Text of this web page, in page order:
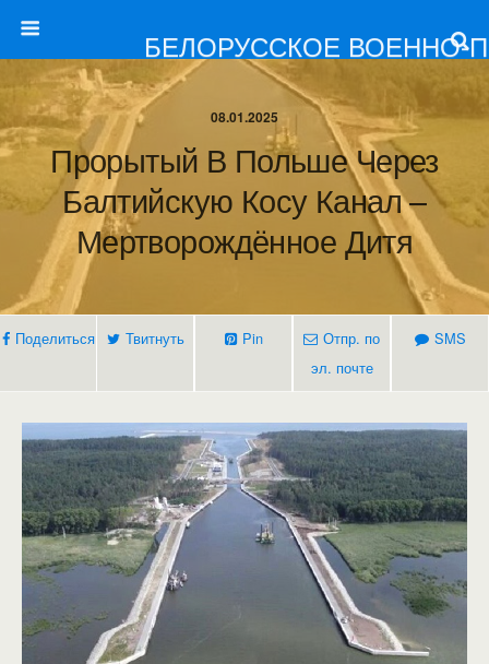
БЕЛОРУССКОЕ ВОЕННО-
08.01.2025
Прорытый В Польше Через
Балтийскую Косу Канал –
Мертворождённое Дитя
Поделиться Твитнуть Pin
Отпр. по
эл. почте
SMS